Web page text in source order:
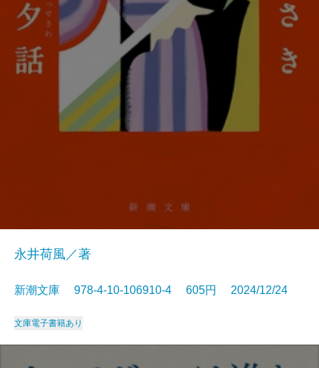
永井荷風／著
新潮文庫 978-4-10-106910-4 605円 2024/12/24
文庫電子書籍あり